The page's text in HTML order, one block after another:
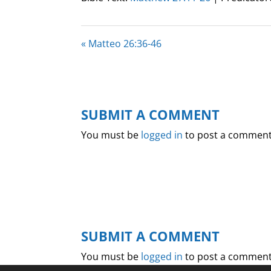
« Matteo 26:36-46
SUBMIT A COMMENT
You must be logged in to post a
SUBMIT A COMMENT
You must be logged in to post a